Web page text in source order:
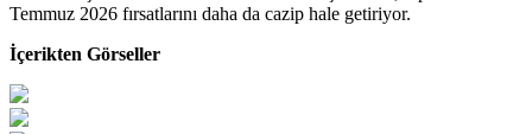
Temmuz 2026 fırsatlarını daha da cazip hale getiriyor.
İçerikten Görseller